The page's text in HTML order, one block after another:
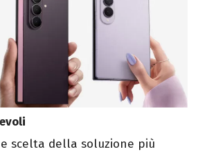
scelta della soluzione più